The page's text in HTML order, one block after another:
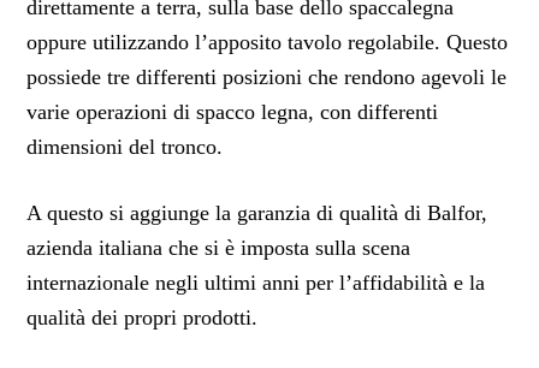
direttamente a terra, sulla base dello spaccalegna
oppure utilizzando l’apposito tavolo regolabile. Questo
possiede tre differenti posizioni che rendono agevoli le
varie operazioni di spacco legna, con differenti
dimensioni del tronco.
A questo si aggiunge la garanzia di qualità di Balfor,
azienda italiana che si è imposta sulla scena
internazionale negli ultimi anni per l’affidabilità e la
qualità dei propri prodotti.